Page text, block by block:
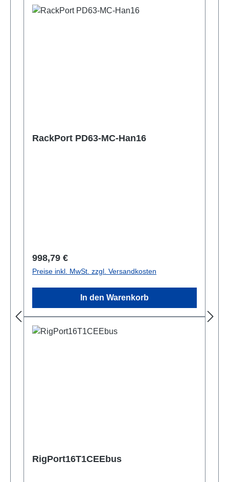
RackPort PD63-MC-Han16
Regulärer Preis:
998,79 €
Preise inkl. MwSt. zzgl. Versandkosten
In den Warenkorb
RigPort16T1CEEbus